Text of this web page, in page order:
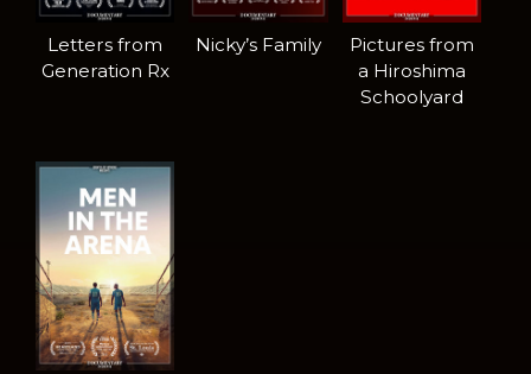
Letters from
Generation Rx
Nicky’s Family
Pictures from
a Hiroshima
Schoolyard